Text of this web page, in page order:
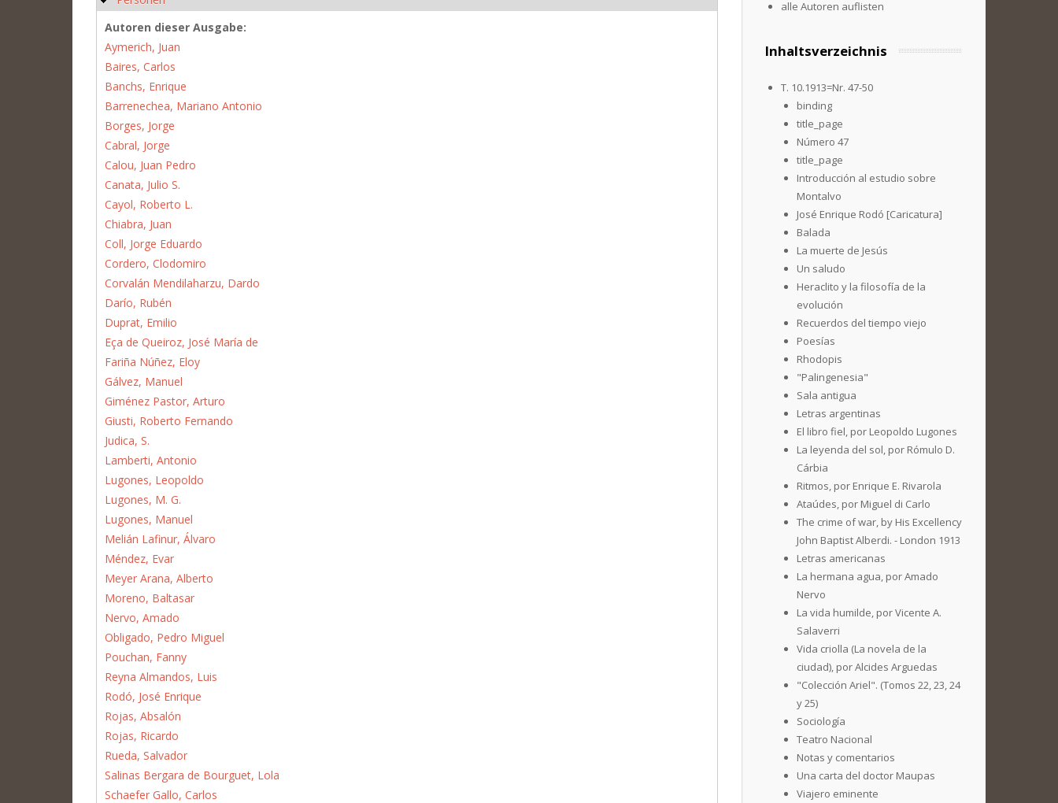
Autoren dieser Ausgabe:
Aymerich, Juan
Baires, Carlos
Banchs, Enrique
Barrenechea, Mariano Antonio
Borges, Jorge
Cabral, Jorge
Calou, Juan Pedro
Canata, Julio S.
Cayol, Roberto L.
Chiabra, Juan
Coll, Jorge Eduardo
Cordero, Clodomiro
Corvalán Mendilaharzu, Dardo
Darío, Rubén
Duprat, Emilio
Eça de Queiroz, José María de
Fariña Núñez, Eloy
Gálvez, Manuel
Giménez Pastor, Arturo
Giusti, Roberto Fernando
Judica, S.
Lamberti, Antonio
Lugones, Leopoldo
Lugones, M. G.
Lugones, Manuel
Melián Lafinur, Álvaro
Méndez, Evar
Meyer Arana, Alberto
Moreno, Baltasar
Nervo, Amado
Obligado, Pedro Miguel
Pouchan, Fanny
Reyna Almandos, Luis
Rodó, José Enrique
Rojas, Absalón
Rojas, Ricardo
Rueda, Salvador
Salinas Bergara de Bourguet, Lola
Schaefer Gallo, Carlos
alle Autoren auflisten
Inhaltsverzeichnis
T. 10.1913=Nr. 47-50
binding
title_page
Número 47
title_page
Introducción al estudio sobre
Montalvo
José Enrique Rodó [Caricatura]
Balada
La muerte de Jesús
Un saludo
Heraclito y la filosofía de la
evolución
Recuerdos del tiempo viejo
Poesías
Rhodopis
"Palingenesia"
Sala antigua
Letras argentinas
El libro fiel, por Leopoldo Lugones
La leyenda del sol, por Rómulo D.
Cárbia
Ritmos, por Enrique E. Rivarola
Ataúdes, por Miguel di Carlo
The crime of war, by His Excellency
John Baptist Alberdi. - London 1913
Letras americanas
La hermana agua, por Amado
Nervo
La vida humilde, por Vicente A.
Salaverri
Vida criolla (La novela de la
ciudad), por Alcides Arguedas
"Colección Ariel". (Tomos 22, 23, 24
y 25)
Sociología
Teatro Nacional
Notas y comentarios
Una carta del doctor Maupas
Viajero eminente